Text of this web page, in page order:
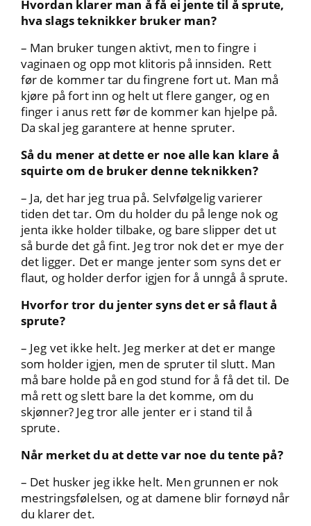
Hvordan klarer man å få ei jente til å sprute,
hva slags teknikker bruker man?
– Man bruker tungen aktivt, men to fingre i
vaginaen og opp mot klitoris på innsiden. Rett
før de kommer tar du fingrene fort ut. Man må
kjøre på fort inn og helt ut flere ganger, og en
finger i anus rett før de kommer kan hjelpe på.
Da skal jeg garantere at henne spruter.
Så du mener at dette er noe alle kan klare å
squirte om de bruker denne teknikken?
– Ja, det har jeg trua på. Selvfølgelig varierer
tiden det tar. Om du holder du på lenge nok og
jenta ikke holder tilbake, og bare slipper det ut
så burde det gå fint. Jeg tror nok det er mye der
det ligger. Det er mange jenter som syns det er
flaut, og holder derfor igjen for å unngå å sprute.
Hvorfor tror du jenter syns det er så flaut å
sprute?
– Jeg vet ikke helt. Jeg merker at det er mange
som holder igjen, men de spruter til slutt. Man
må bare holde på en god stund for å få det til. De
må rett og slett bare la det komme, om du
skjønner? Jeg tror alle jenter er i stand til å
sprute.
Når merket du at dette var noe du tente på?
– Det husker jeg ikke helt. Men grunnen er nok
mestringsfølelsen, og at damene blir fornøyd når
du klarer det.